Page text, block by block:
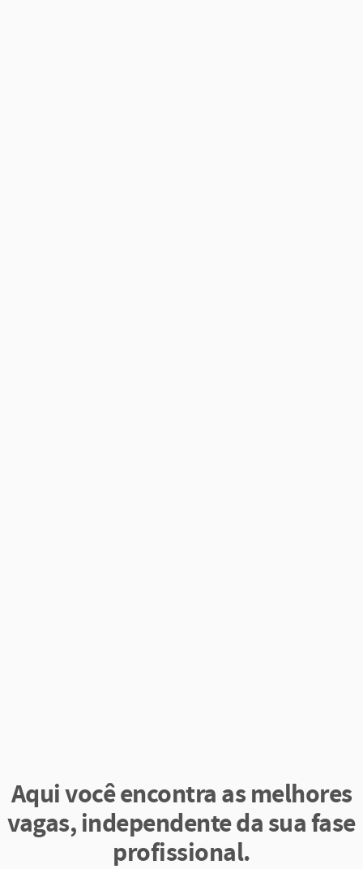
Aqui você encontra as melhores
vagas, independente da sua fase
profissional.